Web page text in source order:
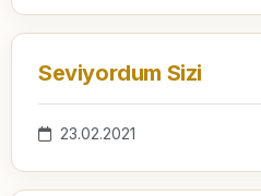
Seviyordum Sizi
23.02.2021